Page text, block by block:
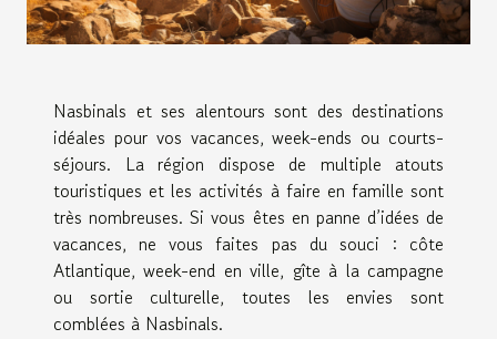
Nasbinals et ses alentours sont des destinations
idéales pour vos vacances, week-ends ou courts-
séjours. La région dispose de multiple atouts
touristiques et les activités à faire en famille sont
très nombreuses. Si vous êtes en panne d’idées de
vacances, ne vous faites pas du souci : côte
Atlantique, week-end en ville, gîte à la campagne
ou sortie culturelle, toutes les envies sont
comblées à Nasbinals.